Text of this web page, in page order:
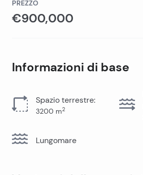
PREZZO
€900,000
Informazioni di base
Spazio terrestre:
3200 m2
Lungomare